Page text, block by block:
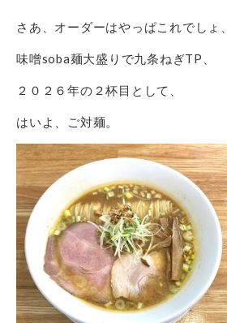
さあ、オーダーはやっぱこれでしょ、
味噌soba麺大盛りで九条ねぎTP、
２０２６年の２杯目として、
はいよ、ご対麺。